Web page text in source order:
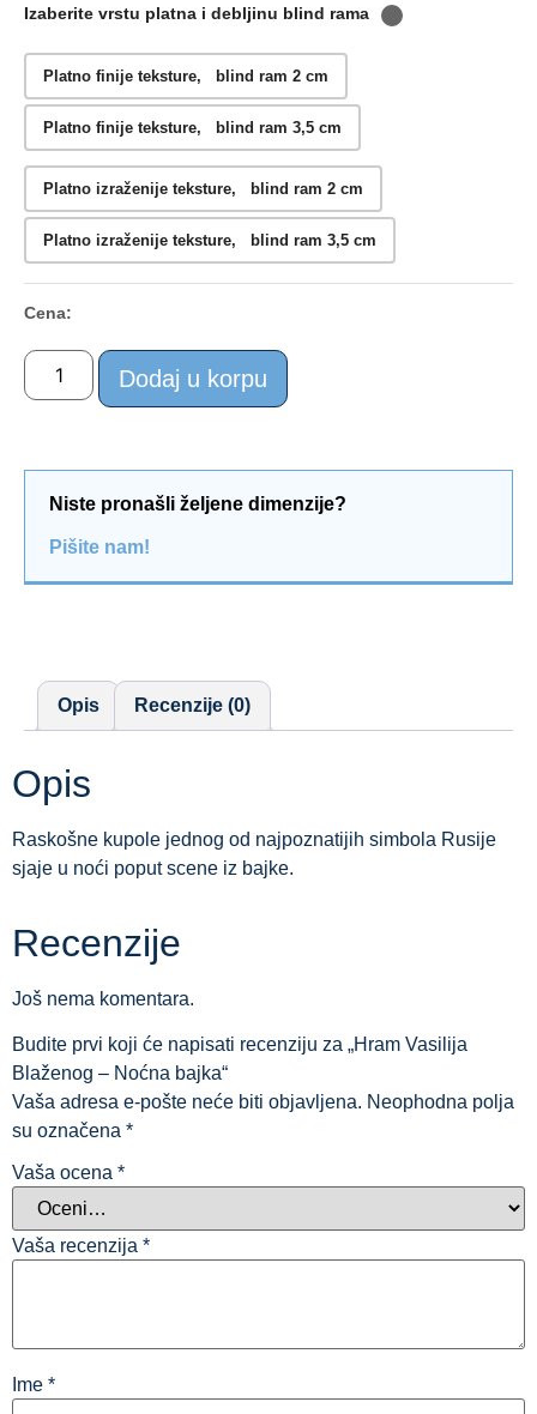
Izaberite vrstu platna i debljinu blind rama
Platno finije teksture, blind ram 2 cm
Platno finije teksture, blind ram 3,5 cm
Platno izraženije teksture, blind ram 2 cm
Platno izraženije teksture, blind ram 3,5 cm
Cena:
Dodaj u korpu
Niste pronašli željene dimenzije?
Pišite nam!
Opis Recenzije (0)
Opis
Raskošne kupole jednog od najpoznatijih simbola Rusije
sjaje u noći poput scene iz bajke.
Recenzije
Još nema komentara.
Budite prvi koji će napisati recenziju za „Hram Vasilija
Blaženog – Noćna bajka“
Vaša adresa e-pošte neće biti objavljena. Neophodna polja
su označena *
Vaša ocena *
Vaša recenzija *
Ime *